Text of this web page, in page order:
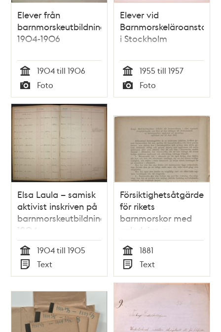
Elever från
barnmorskeutbildningen
1904-1906
Tid
1904 till 1906
Typ
Foto
Elever vid
i Stockholm
Tid
1955 till 1957
Typ
Foto
Elsa Laula – samisk
aktivist inskriven på
barnmorskeutbildning
1904
Tid
1904 till 1905
Typ
Text
Försiktighetsåtgärder
för rikets
barnmorskor med
anledning av
barnsängsfebern
Tid
1881
Typ
Text